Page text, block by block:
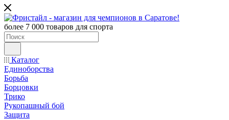
более 7 000 товаров для спорта
Каталог
Единоборства
Борьба
Борцовки
Трико
Рукопашный бой
Защита